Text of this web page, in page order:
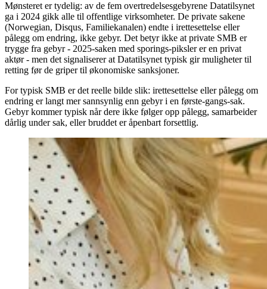
Mønsteret er tydelig: av de fem overtredelsesgebyrene Datatilsynet
ga i 2024 gikk alle til offentlige virksomheter. De private sakene
(Norwegian, Disqus, Familiekanalen) endte i irettesettelse eller
pålegg om endring, ikke gebyr. Det betyr ikke at private SMB er
trygge fra gebyr - 2025-saken med sporings-piksler er en privat
aktør - men det signaliserer at Datatilsynet typisk gir muligheter til
retting før de griper til økonomiske sanksjoner.
For typisk SMB er det reelle bilde slik: irettesettelse eller pålegg om
endring er langt mer sannsynlig enn gebyr i en første-gangs-sak.
Gebyr kommer typisk når dere ikke følger opp pålegg, samarbeider
dårlig under sak, eller bruddet er åpenbart forsettlig.